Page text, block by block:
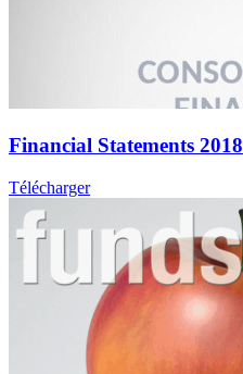
Financial Statements 2018
Télécharger